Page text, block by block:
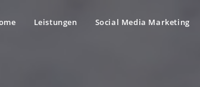
Leistungen Social Media Marketing